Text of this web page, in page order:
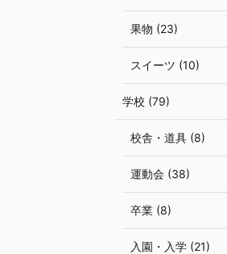
果物 (23)
スイーツ (10)
学校 (79)
校舎・道具 (8)
運動会 (38)
卒業 (8)
入園・入学 (21)